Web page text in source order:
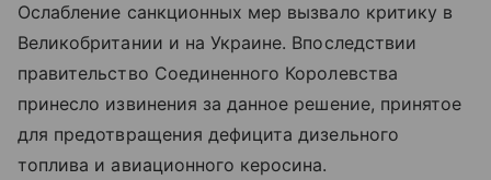
Ослабление санкционных мер вызвало критику в
Великобритании и на Украине. Впоследствии
правительство Соединенного Королевства
принесло извинения за данное решение, принятое
для предотвращения дефицита дизельного
топлива и авиационного керосина.